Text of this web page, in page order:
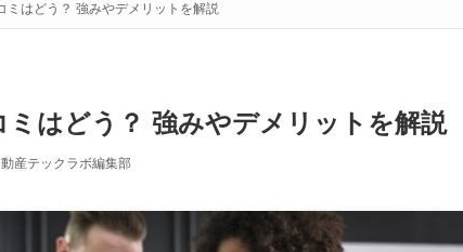
ミはどう？ 強みやデメリットを解説
ミはどう？ 強みやデメリットを解説
動産テックラボ編集部